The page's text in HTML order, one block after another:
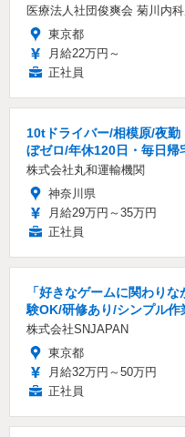
医療法人社団俊爽会 菊川内
東京都
月給22万円～
正社員
10tドライバー/相模原/夜
ぼゼロ/年休120日・毎日帰
株式会社丸和運輸機関
神奈川県
月給29万円～35万円
正社員
「好きなゲームに関わり
験OK/研修あり/シンプル作
株式会社SNJAPAN
東京都
月給32万円～50万円
正社員